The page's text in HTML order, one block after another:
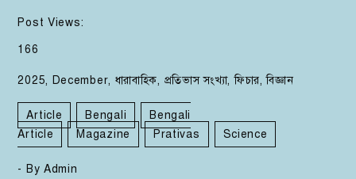
Post Views:
166
2025, December, ধারাবাহিক, প্রতিভাস সংখ্যা,ফিচার,বিজ্ঞান
Article Bengali
Bengali
Article
Magazine Prativas Science
- By Admin